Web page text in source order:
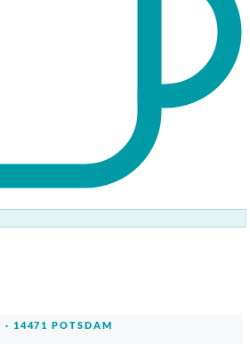
· 14471 POTSDAM